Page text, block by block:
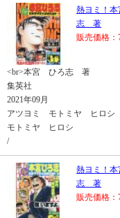
熱ヨミ！
志 著
販売価格：
<br>本宮 ひろ志 著
集英社
2021年09月
アツヨミ モトミヤ ヒロ
モトミヤ ヒロシ
/
熱ヨミ！
志 著
販売価格：